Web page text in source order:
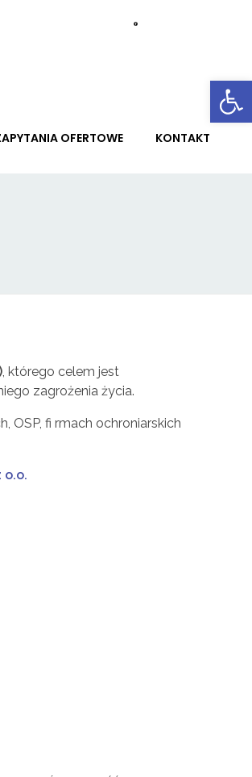
OFERTOWE KONTAKT
, którego celem jest
zagrożenia życia.
OSP, fi rmach ochroniarskich
o.o.